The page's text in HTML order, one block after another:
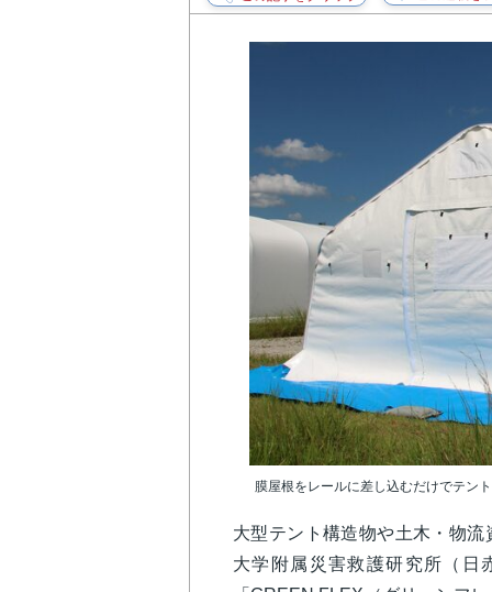
膜屋根をレールに差し込むだけでテン
大型テント構造物や土木・物流
大学附属災害救護研究所（日